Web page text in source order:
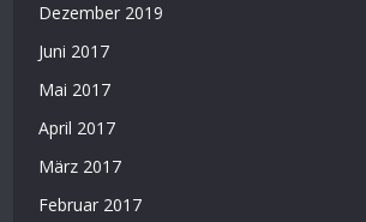
Dezember 2019
Juni 2017
Mai 2017
April 2017
März 2017
Februar 2017